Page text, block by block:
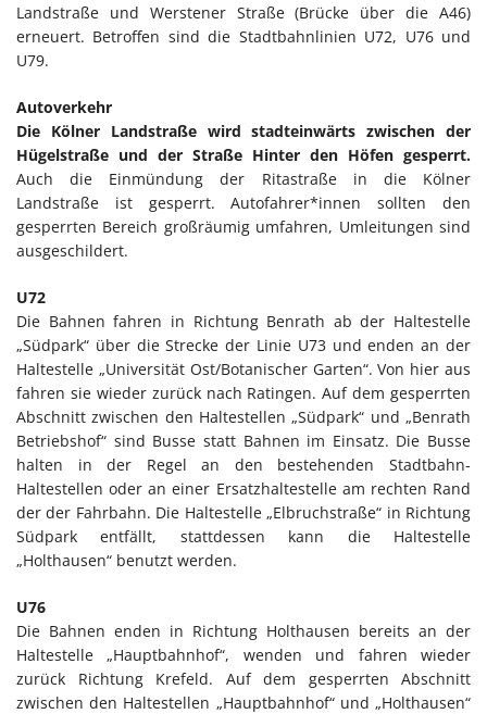
Landstraße und Werstener Straße (Brücke über die A46)
erneuert. Betroffen sind die Stadtbahnlinien U72, U76 und
U79.
Autoverkehr
Die Kölner Landstraße wird stadteinwärts zwischen der
Hügelstraße und der Straße Hinter den Höfen gesperrt.
Auch die Einmündung der Ritastraße in die Kölner
Landstraße ist gesperrt. Autofahrer*innen sollten den
gesperrten Bereich großräumig umfahren, Umleitungen sind
ausgeschildert.
U72
Die Bahnen fahren in Richtung Benrath ab der Haltestelle
„Südpark“ über die Strecke der Linie U73 und enden an der
Haltestelle „Universität Ost/Botanischer Garten“. Von hier aus
fahren sie wieder zurück nach Ratingen. Auf dem gesperrten
Abschnitt zwischen den Haltestellen „Südpark“ und „Benrath
Betriebshof“ sind Busse statt Bahnen im Einsatz. Die Busse
halten in der Regel an den bestehenden Stadtbahn-
Haltestellen oder an einer Ersatzhaltestelle am rechten Rand
der der Fahrbahn. Die Haltestelle „Elbruchstraße“ in Richtung
Südpark entfällt, stattdessen kann die Haltestelle
„Holthausen“ benutzt werden.
U76
Die Bahnen enden in Richtung Holthausen bereits an der
Haltestelle „Hauptbahnhof“, wenden und fahren wieder
zurück Richtung Krefeld. Auf dem gesperrten Abschnitt
zwischen den Haltestellen „Hauptbahnhof“ und „Holthausen“